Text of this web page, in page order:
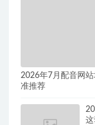
2026年7月配音网
准推荐